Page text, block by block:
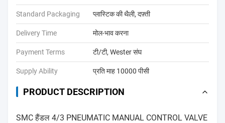
Standard Packaging प्लास्टिक की थैली, दफ़्ती
Delivery Time मोल-भाव करना
Payment Terms टी/टी, Wester संघ
Supply Ability प्रति माह 10000 पीसी
PRODUCT DESCRIPTION
SMC हैंडल 4/3 PNEUMATIC MANUAL CONTROL VALVE